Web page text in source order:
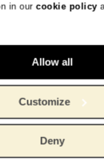
in ourcookie policy
Allow all
Customize
Deny
Lámina